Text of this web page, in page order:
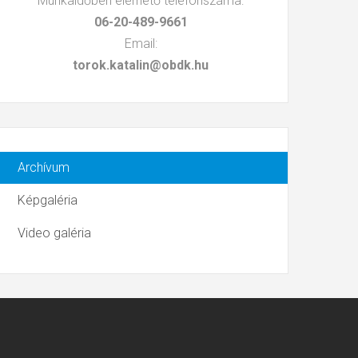
06-20-489-9661
Email:
torok.katalin@obdk.hu
Archívum
Képgaléria
Video galéria